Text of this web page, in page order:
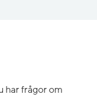
har frågor om